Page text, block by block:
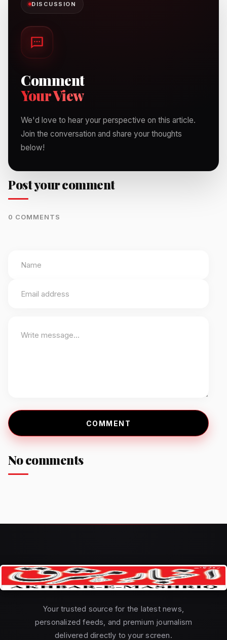
DISCUSSION
Comment
Your View
We'd love to hear your perspective on this article.
Join the conversation and share your thoughts
below!
Post your comment
0 COMMENTS
COMMENT
No comments
Your trusted source for the latest news,
personalized feeds, and premium journalism
delivered directly to your screen.